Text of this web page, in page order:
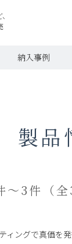
納入事例
製品
～3件（全
ィングで真価を